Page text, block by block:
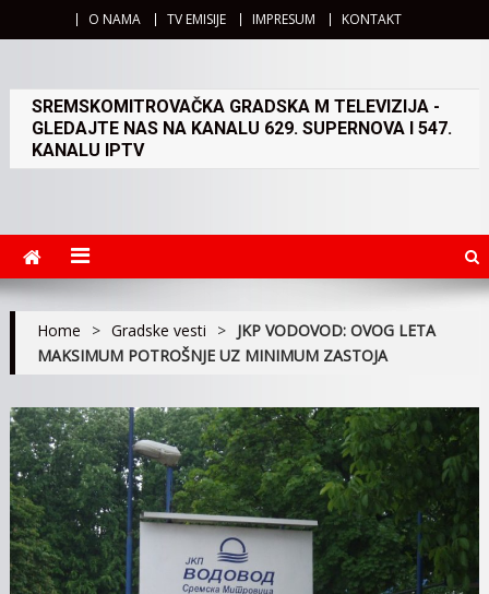
O NAMA TV EMISIJE IMPRESUM KONTAKT
SREMSKOMITROVAČKA GRADSKA M TELEVIZIJA -
GLEDAJTE NAS NA KANALU 629. SUPERNOVA I 547.
KANALU IPTV
Home > Gradske vesti > JKP VODOVOD: OVOG LETA
MAKSIMUM POTROŠNJE UZ MINIMUM ZASTOJA